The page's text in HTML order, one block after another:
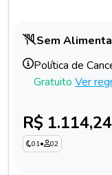
Sem
Política de
Gratuito Ver
R$ 1.114,24
01• 02